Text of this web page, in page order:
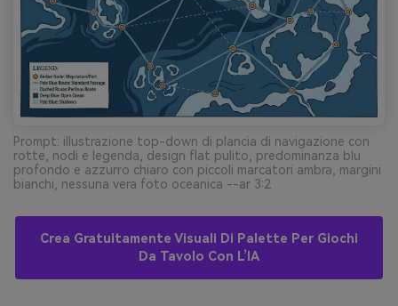
Prompt: illustrazione top-down di plancia di navigazione con
rotte, nodi e legenda, design flat pulito, predominanza blu
profondo e azzurro chiaro con piccoli marcatori ambra, margini
bianchi, nessuna vera foto oceanica --ar 3:2
Crea Gratuitamente Visuali Di Palette Per Giochi
Da Tavolo Con L’IA